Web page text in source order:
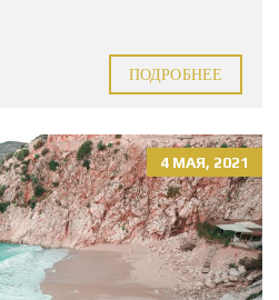
ПОДРОБНЕЕ
4 МАЯ, 2021